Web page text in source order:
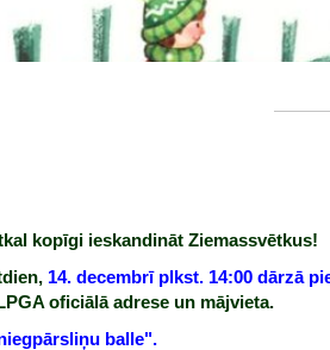
kopīgi ieskandināt Ziemassvētkus!
14. decembrī plkst. 14:00 dārzā
oficiālā adrese un mājvieta.
balle".